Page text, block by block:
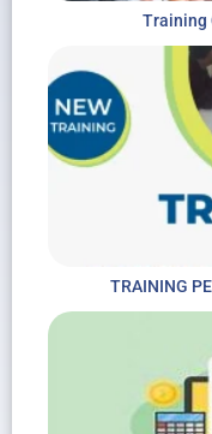
Training
TRAINING